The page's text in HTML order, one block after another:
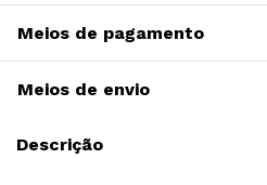
Meios de pagamento
Meios de envio
Descrição